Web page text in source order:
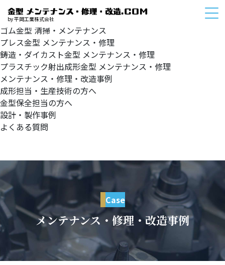
by 平岡工業株式会社
HOME
サービスメニュー
ゴム金型 清掃・メンテナンス
プレス金型 メンテナンス・修理
鋳造・ダイカスト金型 メンテナンス・修理
プラスチック射出成形金型 メンテナンス・修理
メンテナンス・修理・改造事例
成形担当・生産技術の方へ
金型保全担当の方へ
設計・製作事例
よくある質問
Case
メンテナンス・修理・改造事例